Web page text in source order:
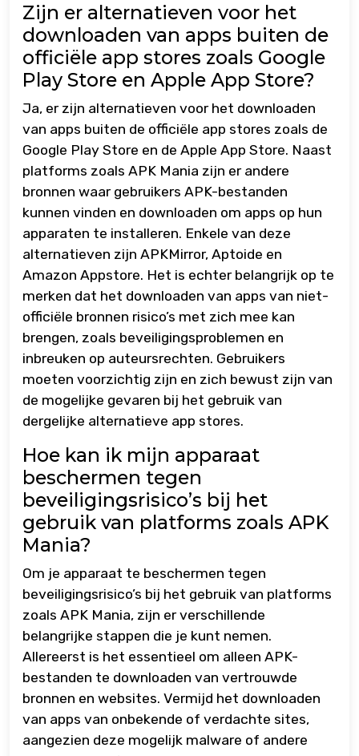
Zijn er alternatieven voor het
downloaden van apps buiten de
officiële app stores zoals Google
Play Store en Apple App Store?
Ja, er zijn alternatieven voor het downloaden
van apps buiten de officiële app stores zoals de
Google Play Store en de Apple App Store. Naast
platforms zoals APK Mania zijn er andere
bronnen waar gebruikers APK-bestanden
kunnen vinden en downloaden om apps op hun
apparaten te installeren. Enkele van deze
alternatieven zijn APKMirror, Aptoide en
Amazon Appstore. Het is echter belangrijk op te
merken dat het downloaden van apps van niet-
officiële bronnen risico’s met zich mee kan
brengen, zoals beveiligingsproblemen en
inbreuken op auteursrechten. Gebruikers
moeten voorzichtig zijn en zich bewust zijn van
de mogelijke gevaren bij het gebruik van
dergelijke alternatieve app stores.
Hoe kan ik mijn apparaat
beschermen tegen
beveiligingsrisico’s bij het
gebruik van platforms zoals APK
Mania?
Om je apparaat te beschermen tegen
beveiligingsrisico’s bij het gebruik van platforms
zoals APK Mania, zijn er verschillende
belangrijke stappen die je kunt nemen.
Allereerst is het essentieel om alleen APK-
bestanden te downloaden van vertrouwde
bronnen en websites. Vermijd het downloaden
van apps van onbekende of verdachte sites,
aangezien deze mogelijk malware of andere